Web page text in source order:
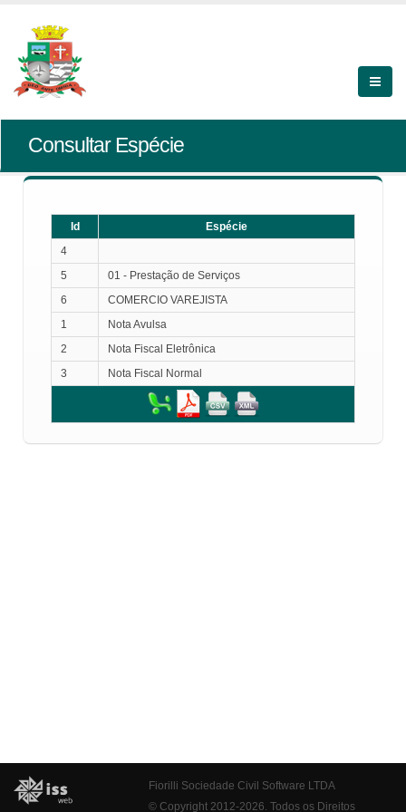
Consultar Espécie
Id
Espécie
4
5
01 - Prestação de Serviços
6
COMERCIO VAREJISTA
1
Nota Avulsa
2
Nota Fiscal Eletrônica
3
Nota Fiscal Normal
Fiorilli Sociedade Civil Software LTDA
© Copyright 2012-2026. Todos os Direitos